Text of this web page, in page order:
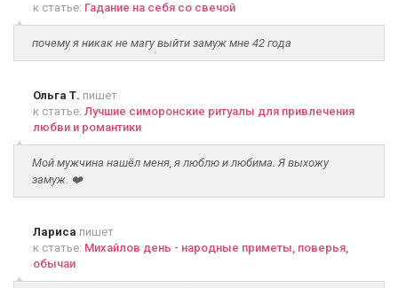
к статье: Гадание на себя со свечой
почему я никак не магу выйти замуж мне 42 года
Ольга Т. пишет
к статье: Лучшие симоронские ритуалы для привлечения
любви и романтики
Мой мужчина нашёл меня, я люблю и любима. Я выхожу
замуж. ❤️
Лариса пишет
к статье: Михайлов день - народные приметы, поверья,
обычаи